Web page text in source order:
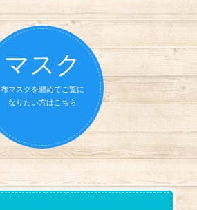
マスク
布マスクを纏めてご覧に
なりたい方はこちら